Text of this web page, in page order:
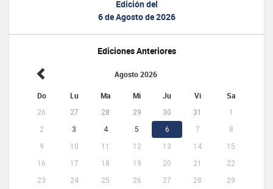
Edición del
6 de Agosto de 2026
Ediciones Anteriores
Agosto 2026
Do Lu Ma Mi Ju Vi Sa
26 27 28 29 30 31
1
2
3 4 5 6 7
8
9
10 11 12 13 14
15
16
17 18 19 20 21
22
23
24 25 26 27 28
29